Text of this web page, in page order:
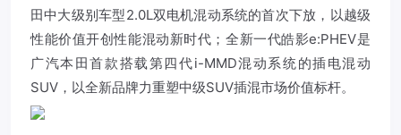
田中大级别车型2.0L双电机混动系统的首次下放，以越级
性能价值开创性能混动新时代；全新一代皓影e:PHEV是
广汽本田首款搭载第四代i-MMD混动系统的插电混动
SUV，以全新品牌力重塑中级SUV插混市场价值标杆。